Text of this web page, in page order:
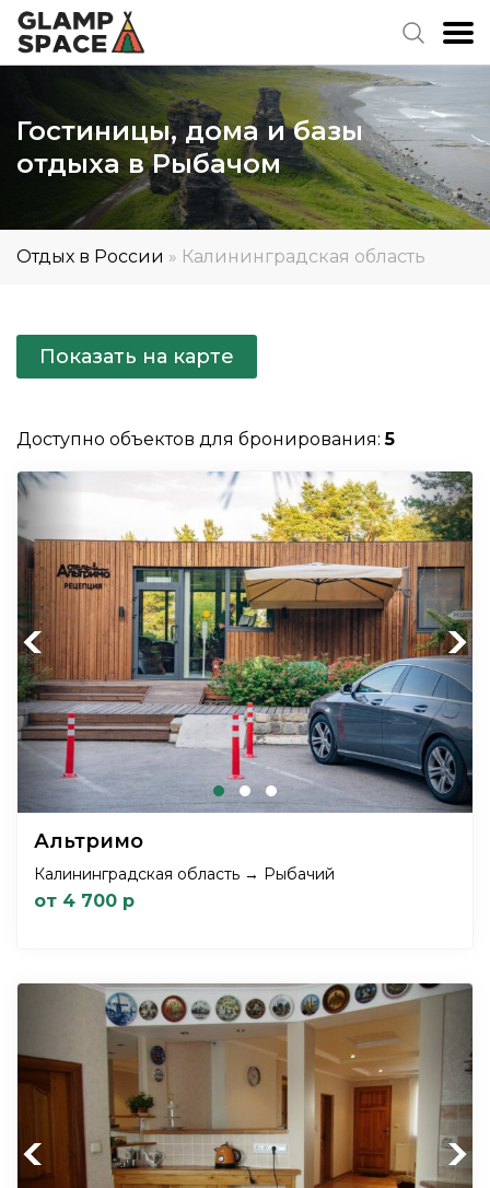
Гостиницы, дома и базы
отдыха в Рыбачом
Отдых в России » Калининградская область
Показать на карте
Доступно объектов для бронирования:5
Previous Next
Альтримо
Калининградская область → Рыбачий
от 4 700 р
Previous Next